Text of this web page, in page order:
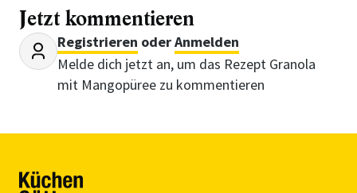
Jetzt kommentieren
Registrieren oderAnmelden
Melde dich jetzt an, um das Rezept Granola
mit Mangopüree zu kommentieren